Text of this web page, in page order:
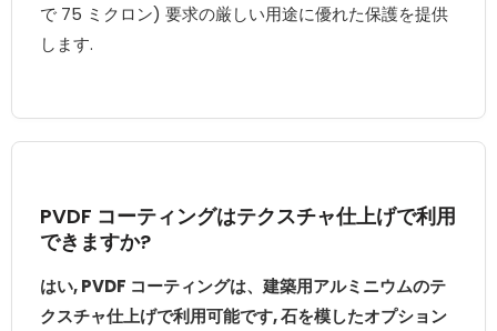
で 75 ミクロン) 要求の厳しい用途に優れた保護を提供
します.
PVDF コーティングはテクスチャ仕上げで利用
できますか?
はい, PVDF コーティングは、建築用アルミニウムのテ
クスチャ仕上げで利用可能です, 石を模したオプション